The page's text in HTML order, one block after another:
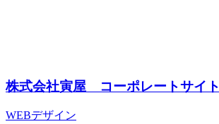
株式会社寅屋 コーポレートサイト
WEBデザイン